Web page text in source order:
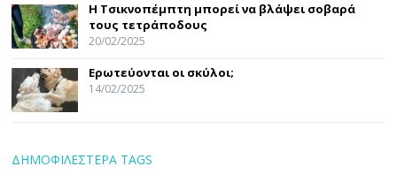
Η Τσικνοπέμπτη μπορεί να βλάψει σοβαρά
τους τετράποδους
20/02/2025
Ερωτεύονται οι σκύλοι;
14/02/2025
ΔΗΜΟΦΙΛΕΣΤΕΡΑ TAGS